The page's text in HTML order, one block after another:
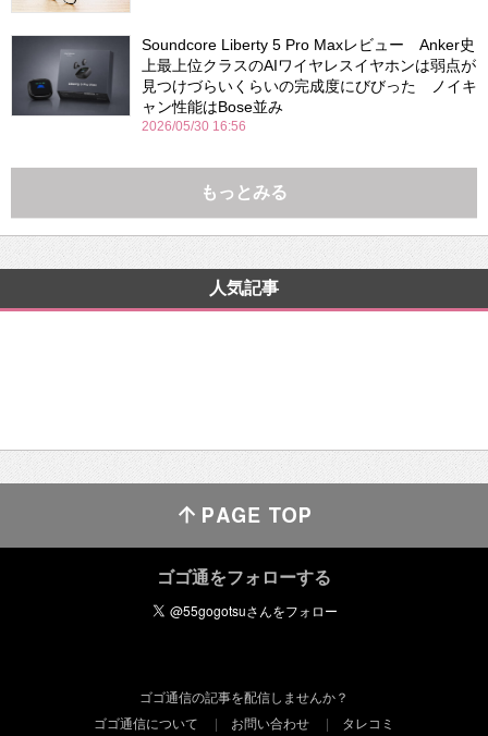
Soundcore Liberty 5 Pro Maxレビュー Anker史
上最上位クラスのAIワイヤレスイヤホンは弱点が
見つけづらいくらいの完成度にびびった ノイキ
ャン性能はBose並み
2026/05/30 16:56
もっとみる
人気記事
ゴゴ通をフォローする
ゴゴ通信の記事を配信しませんか？
ゴゴ通信について
お問い合わせ タレコミ